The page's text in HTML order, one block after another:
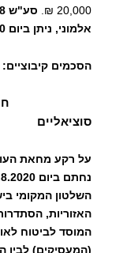
20,000 ₪.
אלמוני, ניתן ביום 22.6.2020.
סוציאליים
על רקע מחאת
האזוריות,
המוסד לביטוח
(המעסיקים)